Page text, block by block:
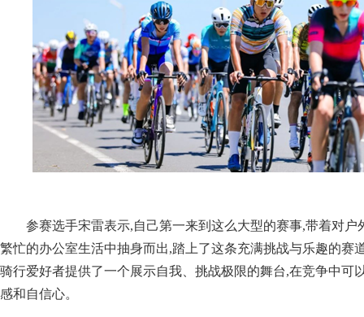
参赛选手宋雷表示,自己第一来到这么大型的赛事,带着对户
繁忙的办公室生活中抽身而出,踏上了这条充满挑战与乐趣的赛
骑行爱好者提供了一个展示自我、挑战极限的舞台,在竞争中可
感和自信心。